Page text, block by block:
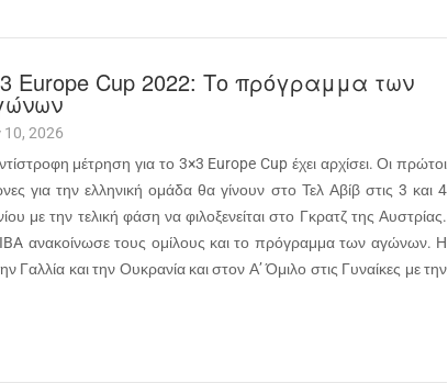
Europe Cup 2022: Το πρόγραμμα των
10, 2026
μέτρηση για το 3×3 Europe Cup έχει αρχίσει. Οι πρώτοι
για την ελληνική ομάδα θα γίνουν στο Τελ Αβίβ στις 3 και 4
με την τελική φάση να φιλοξενείται στο Γκρατζ της Αυστρίας.
ανακοίνωσε τους ομίλους και το πρόγραμμα των αγώνων. Η
Γαλλία και την Ουκρανία και στον Α’ Όμιλο στις Γυναίκες με την